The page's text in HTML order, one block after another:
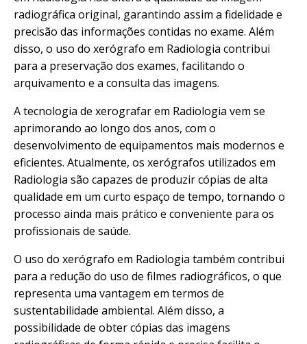
radiográfica original, garantindo assim a fidelidade e
precisão das informações contidas no exame. Além
disso, o uso do xerógrafo em Radiologia contribui
para a preservação dos exames, facilitando o
arquivamento e a consulta das imagens.
A tecnologia de xerografar em Radiologia vem se
aprimorando ao longo dos anos, com o
desenvolvimento de equipamentos mais modernos e
eficientes. Atualmente, os xerógrafos utilizados em
Radiologia são capazes de produzir cópias de alta
qualidade em um curto espaço de tempo, tornando o
processo ainda mais prático e conveniente para os
profissionais de saúde.
O uso do xerógrafo em Radiologia também contribui
para a redução do uso de filmes radiográficos, o que
representa uma vantagem em termos de
sustentabilidade ambiental. Além disso, a
possibilidade de obter cópias das imagens